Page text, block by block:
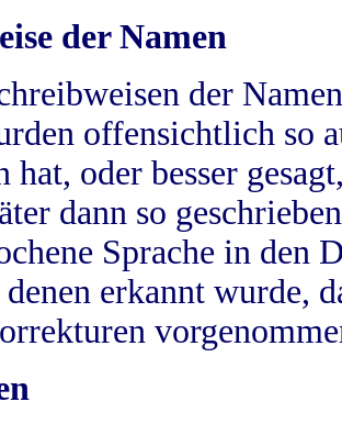
der Namen
der
offensichtlich so
hat, oder besser
dann so
Sprache in
erkannt wurde,